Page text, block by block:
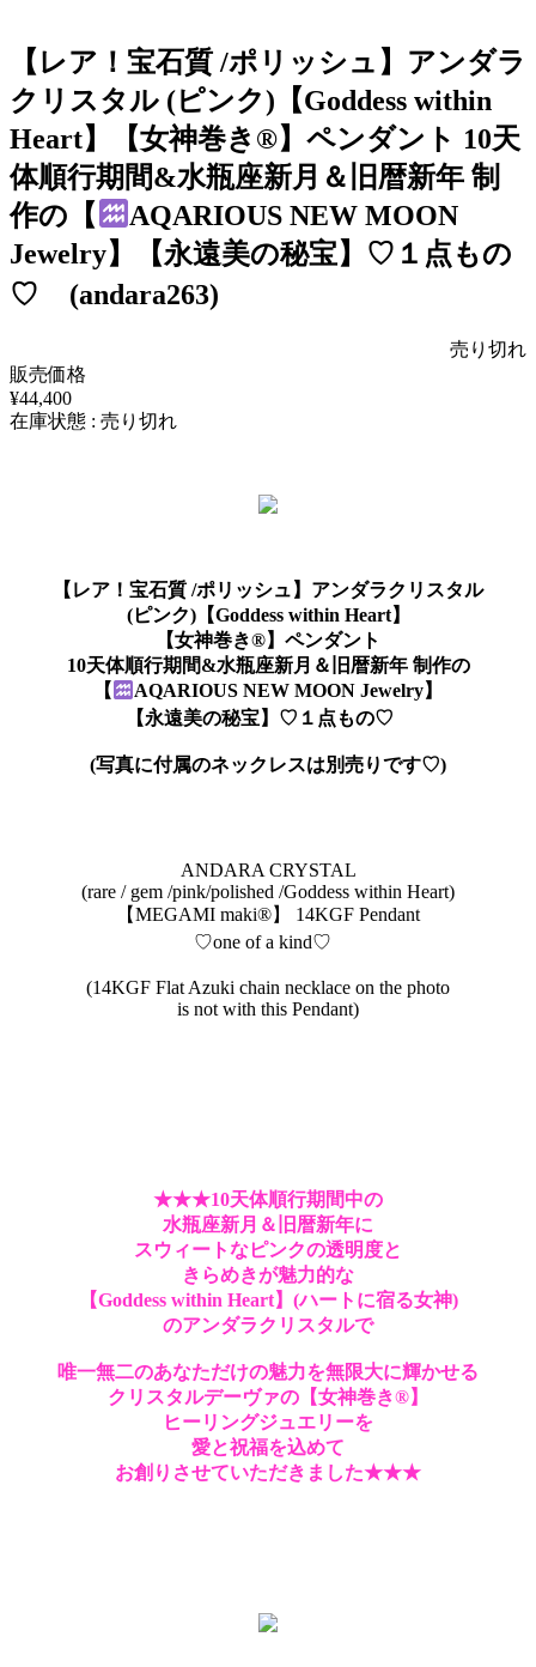
【レア！宝石質 /ポリッシュ】アンダラ
クリスタル (ピンク)【Goddess within
Heart】【女神巻き®】ペンダント 10天
体順行期間&水瓶座新月＆旧暦新年 制
作の【
AQARIOUS NEW MOON
Jewelry】【永遠美の秘宝】♡１点もの
♡ (andara263)
売り切れ
販売価格
¥44,400
在庫状態 : 売り切れ
【レア！宝石質 /ポリッシュ】アンダラクリスタル
(ピンク)【Goddess within Heart】
【女神巻き®】ペンダント
10天体順行期間&水瓶座新月＆旧暦新年 制作の
【
AQARIOUS NEW MOON Jewelry】
【永遠美の秘宝】♡１点もの♡
(写真に付属のネックレスは別売りです♡)
ANDARA CRYSTAL
(rare / gem /pink/polished /Goddess within Heart)
【MEGAMI maki®︎】 14KGF Pendant
♡one of a kind♡
(14KGF Flat Azuki chain necklace on the photo
is not with this Pendant)
★★★10天体順行期間中の
水瓶座新月＆旧暦新年に
スウィートなピンクの透明度と
きらめきが魅力的な
【Goddess within Heart】(ハートに宿る女神)
のアンダラクリスタルで
唯一無二のあなただけの魅力を無限大に輝かせる
クリスタルデーヴァの【女神巻き®】
ヒーリングジュエリーを
愛と祝福を込めて
お創りさせていただきました★★★